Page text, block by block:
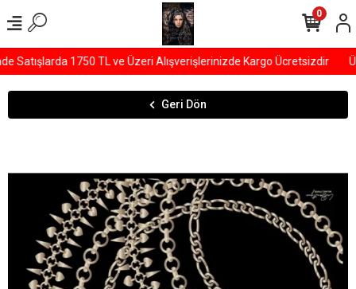
Satışlarda 1750 TL ve Üzeri Alışverişlerinizde Kargo Ücretsizdir
0
Geri Dön